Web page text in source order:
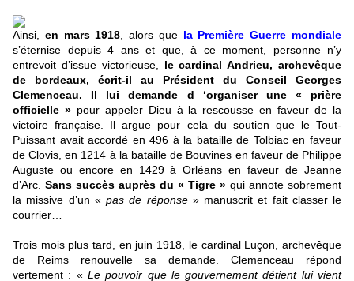
Ainsi, en mars 1918 , alors que la Première Guerre mondiale
s’éternise depuis 4 ans et que, à ce moment, personne n’y
entrevoit d’issue victorieuse, le cardinal Andrieu, archevêque
de bordeaux, écrit-il au Président du Conseil Georges
Clemenceau. Il lui demande d ‘organiser une « prière
officielle »pour appeler Dieu à la rescousse en faveur de la
victoire française. Il argue pour cela du soutien que le Tout-
Puissant avait accordé en 496 à la bataille de Tolbiac en faveur
de Clovis, en 1214 à la bataille de Bouvines en faveur de Philippe
Auguste ou encore en 1429 à Orléans en faveur de Jeanne
d’Arc. Sans succès auprès du « Tigre » qui annote sobrement
la missive d’un « pas de réponse» manuscrit et fait classer le
courrier…
Trois mois plus tard, en juin 1918, le cardinal Luçon, archevêque
de Reims renouvelle sa demande. Clemenceau répond
vertement : « Le pouvoir que le gouvernement détient lui vient